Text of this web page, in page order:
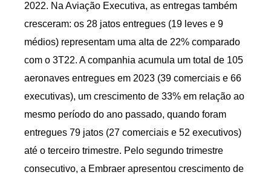
2022. Na Aviação Executiva, as entregas também
cresceram: os 28 jatos entregues (19 leves e 9
médios) representam uma alta de 22% comparado
com o 3T22. A companhia acumula um total de 105
aeronaves entregues em 2023 (39 comerciais e 66
executivas), um crescimento de 33% em relação ao
mesmo período do ano passado, quando foram
entregues 79 jatos (27 comerciais e 52 executivos)
até o terceiro trimestre. Pelo segundo trimestre
consecutivo, a Embraer apresentou crescimento de